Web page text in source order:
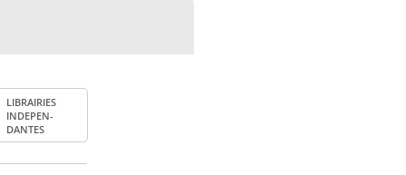
LIBRAI­RIES
INDE­PEN­
DANTES